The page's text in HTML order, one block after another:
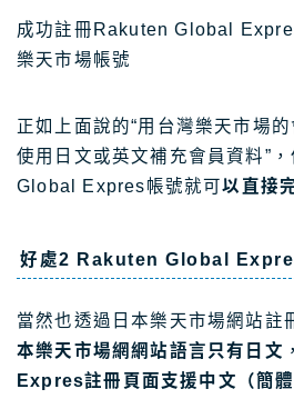
成功註冊Rakuten Global
樂天市場帳號
正如上面說的“用台灣樂天市場
使用日文或英文補充會員資料”
Global Expres帳號就可以直接
好處2 Rakuten Global
當然也透過日本樂天市場網站註
本樂天市場網網站語言只有日文 ，
Expres註冊頁面支援中文（簡體